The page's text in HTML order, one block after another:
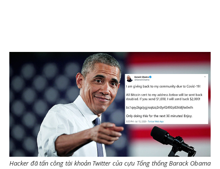
Hacker đã tấn công tài khoản Twitter của cựu Tổng thống Barack Obama